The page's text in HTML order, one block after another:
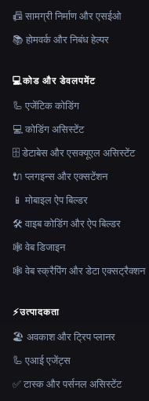
📠 सामग्री निर्माण और एसईओ
📚 होमवर्क और निबंध हेल्पर
💻कोड और डेवलपमेंट
🦾 एजेंटिक कोडिंग
💻 कोडिंग असिस्टेंट
🗄️ डेटाबेस और एसक्यूएल असिस्टेंट
🔌 प्लगइन्स और एक्सटेंशन
📱 मोबाइल ऐप बिल्डर
🛠️ वाइब कोडिंग और ऐप बिल्डर
🕸 वेब डिजाइन
🕸️ वेब स्क्रैपिंग और डेटा एक्सट्रैक्शन
⚡उत्पादकता
🏖 अवकाश और ट्रिप प्लानर
🦾 एआई एजेंट्स
✅ टास्क और पर्सनल असिस्टेंट